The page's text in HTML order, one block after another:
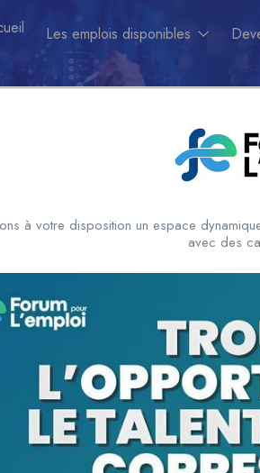
Les emplois disponibles
à votre disposition un espace
avec des